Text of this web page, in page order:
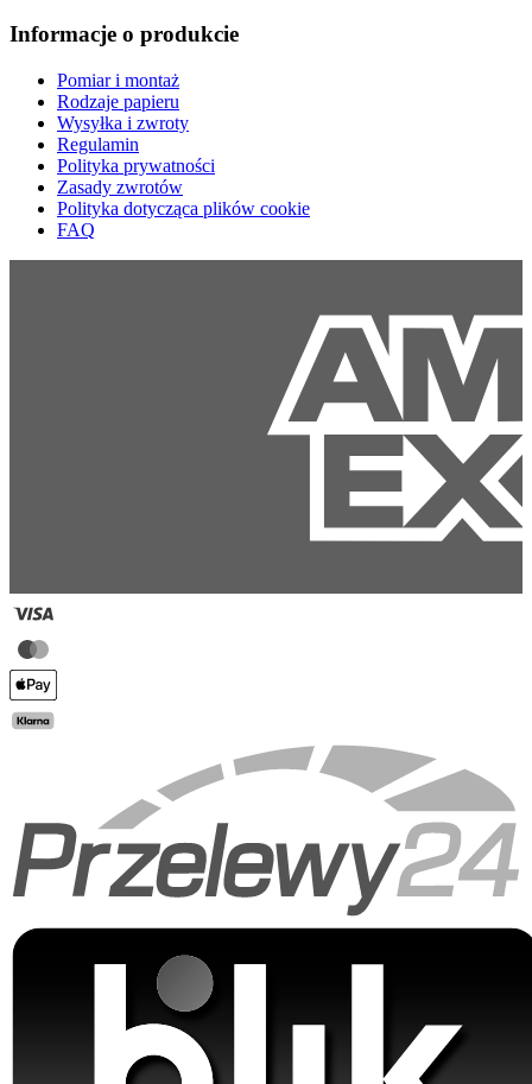
Informacje o produkcie
Pomiar i montaż
Rodzaje papieru
Wysyłka i zwroty
Regulamin
Polityka prywatności
Zasady zwrotów
Polityka dotycząca plików cookie
FAQ